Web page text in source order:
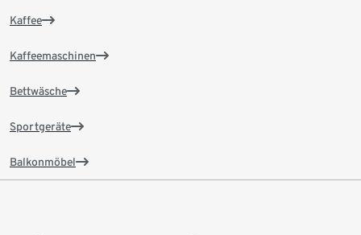
Kaffee
Kaffeemaschinen
Bettwäsche
Sportgeräte
Balkonmöbel